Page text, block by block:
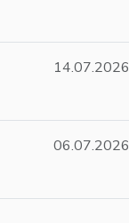
14.07.2026
06.07.2026